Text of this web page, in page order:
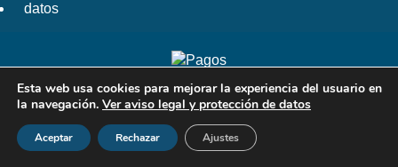
datos
Esta web usa cookies para mejorar la experiencia del usuario en
la navegación. Ver aviso legal y protección de datos
Aceptar Rechazar Ajustes